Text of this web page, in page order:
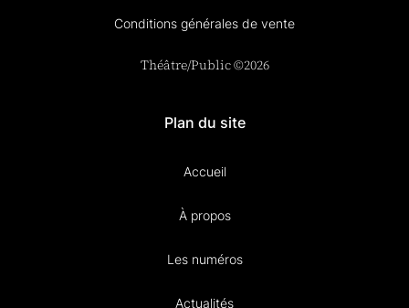
Conditions générales de vente
Théâtre/Public ©2026
Plan du site
Accueil
À propos
Les numéros
Actualités